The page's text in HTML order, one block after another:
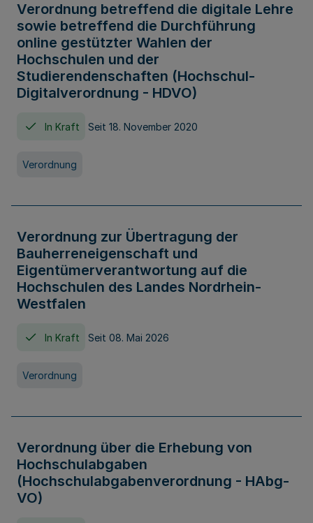
Verordnung betreffend die digitale Lehre
sowie betreffend die Durchführung
online gestützter Wahlen der
Hochschulen und der
Studierendenschaften (Hochschul-
Digitalverordnung - HDVO)
In Kraft Seit 18. November 2020
Verordnung
Verordnung zur Übertragung der
Bauherreneigenschaft und
Eigentümerverantwortung auf die
Hochschulen des Landes Nordrhein-
Westfalen
In Kraft Seit 08. Mai 2026
Verordnung
Verordnung über die Erhebung von
Hochschulabgaben
(Hochschulabgabenverordnung - HAbg-
VO)